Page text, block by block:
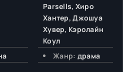
Parsells, Хиро
Хантер, Джошуа
Хувер, Кэролайн
Коул
Жанр: драма